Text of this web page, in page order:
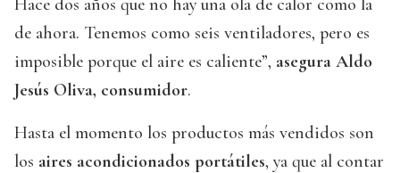
de ahora. Tenemos como seis ventiladores, pero es
imposible porque el aire es caliente”, asegura Aldo
Jesús Oliva, consumidor.
Hasta el momento los productos más vendidos son
los aires acondicionados portátiles, ya que al contar